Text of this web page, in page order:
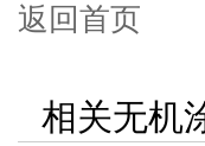
返回首页
相关无机